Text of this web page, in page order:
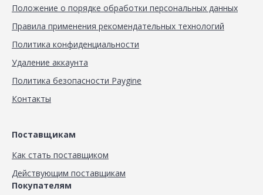
Положение о порядке обработки персональных данных
Правила применения рекомендательных технологий
Политика конфиденциальности
Удаление аккаунта
Политика безопасности Paygine
Контакты
Поставщикам
Как стать поставщиком
Действующим поставщикам
Покупателям